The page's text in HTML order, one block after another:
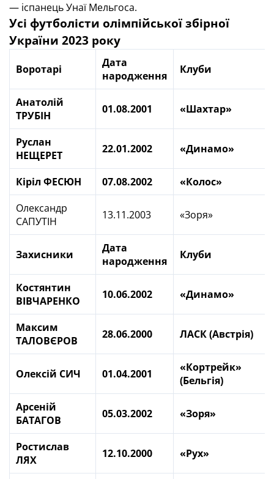
— іспанець Унаї Мельгоса.
Усі футболісти олімпійської збірної
України 2023 року
Воротарі
Дата
народження
Клуби
Анатолій
ТРУБІН
01.08.2001 «Шахтар»
Руслан
НЕЩЕРЕТ
22.01.2002 «Динамо»
Кіріл ФЕСЮН 07.08.2002
«Колос»
Олександр
САПУТІН
13.11.2003 «Зоря»
Захисники
Дата
народження
Клуби
Костянтин
ВІВЧАРЕНКО
10.06.2002 «Динамо»
Максим
ТАЛОВЄРОВ
28.06.2000 ЛАСК (Австрія)
Олексій СИЧ 01.04.2001
«Кортрейк»
(Бельгія)
Арсеній
БАТАГОВ
05.03.2002 «Зоря»
Ростислав
ЛЯХ
12.10.2000 «Рух»